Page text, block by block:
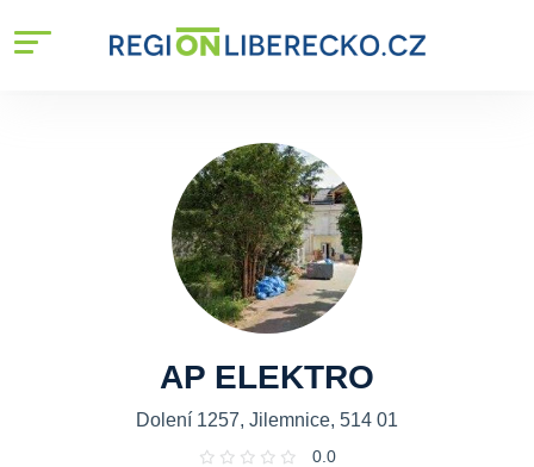
AP ELEKTRO
Dolení 1257, Jilemnice, 514 01
0.0